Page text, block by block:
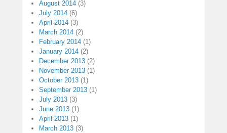
August 2014 (3)
July 2014 (6)
April 2014 (3)
March 2014 (2)
February 2014 (1)
January 2014 (2)
December 2013 (2)
November 2013 (1)
October 2013 (1)
September 2013 (1)
July 2013 (3)
June 2013 (1)
April 2013 (1)
March 2013 (3)